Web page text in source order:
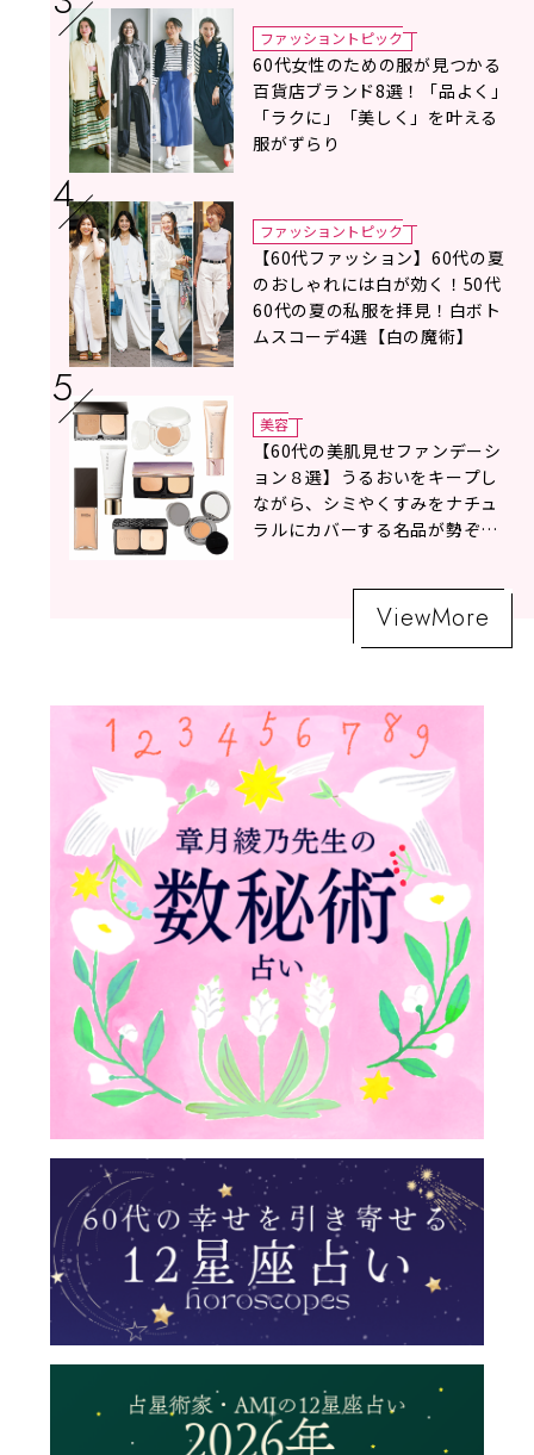
ファッショントピック
60代女性のための服が見つかる
百貨店ブランド8選！「品よく」
「ラクに」「美しく」を叶える
服がずらり
ファッショントピック
【60代ファッション】60代の夏
のおしゃれには白が効く！50代
60代の夏の私服を拝見！白ボト
ムスコーデ4選【白の魔術】
美容
【60代の美肌見せファンデーシ
ョン８選】うるおいをキープし
ながら、シミやくすみをナチュ
ラルにカバーする名品が勢ぞろ
ViewMore